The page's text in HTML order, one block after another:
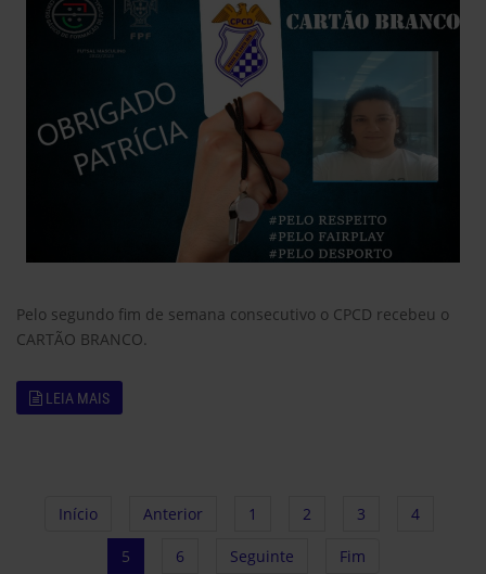
Pelo segundo fim de semana consecutivo o CPCD recebeu o
CARTÃO BRANCO.
LEIA MAIS
Início Anterior 1 2 3 4
5 6 Seguinte Fim